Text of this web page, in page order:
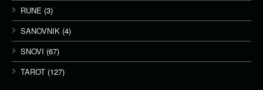
RUNE (3)
SANOVNIK (4)
SNOVI (67)
TAROT (127)